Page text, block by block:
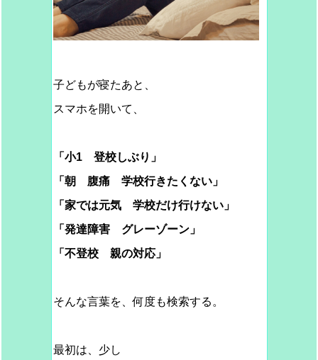
子どもが寝たあと、
スマホを開いて、
「小1 登校しぶり」
「朝 腹痛 学校行きたくない」
「家では元気 学校だけ行けない」
「発達障害 グレーゾーン」
「不登校 親の対応」
そんな言葉を、何度も検索する。
最初は、少し